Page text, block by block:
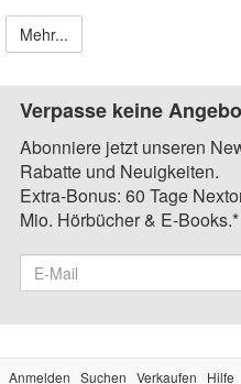
Mehr...
Verpasse keine
Abonniere jetzt unseren
Rabatte und Neuigkeiten.
Extra-Bonus: 60 Tage
Mio. Hörbücher & E-Books.*
Anmelden Suchen Verkaufen Hilfe